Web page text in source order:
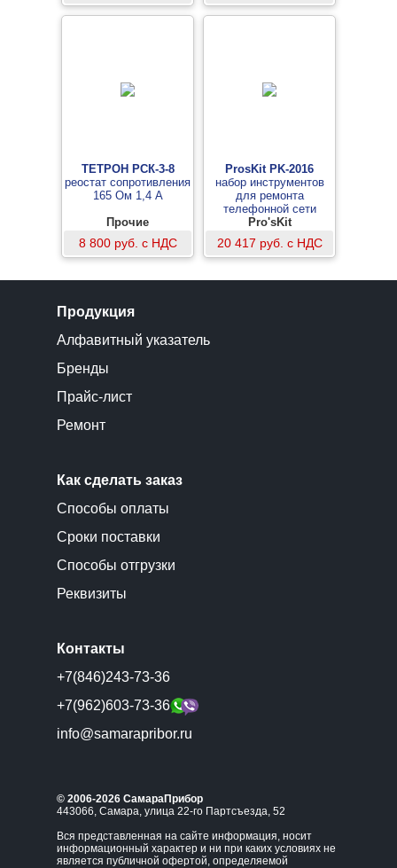
ТЕТРОН РСК-3-8
реостат сопротивления
165 Ом 1,4 А
Прочие
8 800 руб. с НДС
ProsKit PK-2016
набор инструментов
для ремонта
телефонной сети
Pro'sKit
20 417 руб. с НДС
Продукция
Алфавитный указатель
Бренды
Прайс-лист
Ремонт
Как сделать заказ
Способы оплаты
Сроки поставки
Способы отгрузки
Реквизиты
Контакты
+7(846)243-73-36
+7(962)603-73-36
info@samarapribor.ru
© 2006-2026 СамараПрибор
443066, Самара, улица 22-го Партсъезда, 52
Вся представленная на сайте информация, носит
информационный характер и ни при каких условиях не
является публичной офертой, определяемой